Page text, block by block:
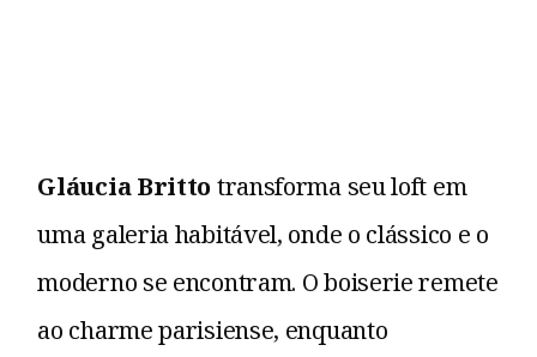
Gláucia Britto transforma seu loft em
uma galeria habitável, onde o clássico e o
moderno se encontram. O boiserie remete
ao charme parisiense, enquanto